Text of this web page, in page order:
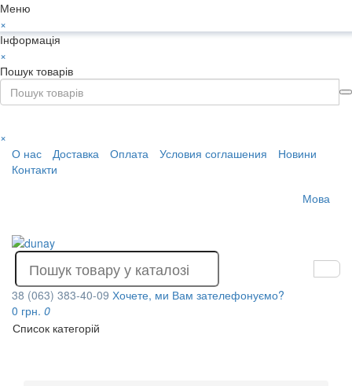
Меню
×
Інформація
×
Пошук товарів
×
О нас
Доставка Оплата Условия соглашения
Новини
Контакти
Мова
38 (063) 383-40-09 Хочете, ми Вам зателефонуємо?
0 грн. 0
Список категорій